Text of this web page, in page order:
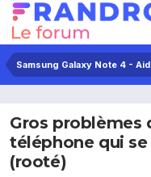
Samsung Galaxy Note 4 -
Gros problèmes
téléphone qui
(rooté)